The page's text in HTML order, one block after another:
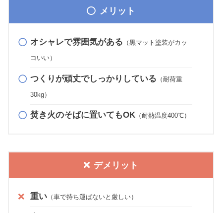
メリット
オシャレで雰囲気がある （黒マット塗装がカッ
コいい）
つくりが頑丈でしっかりしている （耐荷重
30kg）
焚き火のそばに置いてもOK （耐熱温度400℃）
デメリット
重い（車で持ち運ばないと厳しい）